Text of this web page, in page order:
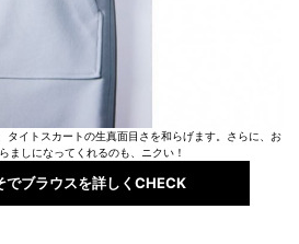
タイトスカートの生真面目さを和らげます。さらに、お
ましになってくれるのも、ニクい！
でブラウスを詳しくCHECK